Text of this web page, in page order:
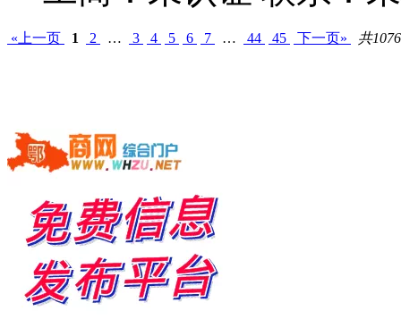
«上一页 1 2 … 3 4 5 6 7 … 44 45 下一页» 共